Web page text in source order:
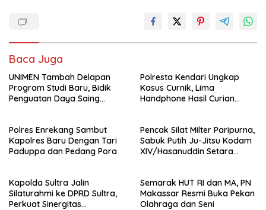
Baca Juga
UNIMEN Tambah Delapan
Program Studi Baru, Bidik
Penguatan Daya Saing
Polresta Kendari Ungkap
Kasus Curnik, Lima
Handphone Hasil Curian
Polres Enrekang Sambut
Kapolres Baru Dengan Tari
Paduppa dan Pedang Pora
Pencak Silat Milter Paripurna,
Sabuk Putih Ju-Jitsu Kodam
XIV/Hasanuddin Setara
Kapolda Sultra Jalin
Silaturahmi ke DPRD Sultra,
Perkuat Sinergitas
Semarak HUT RI dan MA, PN
Makassar Resmi Buka Pekan
Olahraga dan Seni